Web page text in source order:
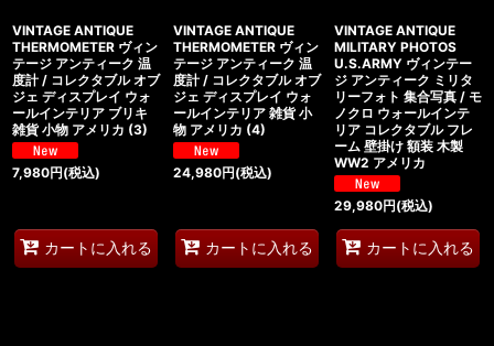
VINTAGE ANTIQUE
THERMOMETER ヴィン
テージ アンティーク 温
度計 / コレクタブル オブ
ジェ ディスプレイ ウォ
ールインテリア ブリキ
雑貨 小物 アメリカ (3)
7,980円(税込)
カートに入れる
VINTAGE ANTIQUE
THERMOMETER ヴィン
テージ アンティーク 温
度計 / コレクタブル オブ
ジェ ディスプレイ ウォ
ールインテリア 雑貨 小
物 アメリカ (4)
24,980円(税込)
カートに入れる
VINTAGE ANTIQUE
MILITARY PHOTOS
U.S.ARMY ヴィンテー
ジ アンティーク ミリタ
リーフォト 集合写真 / モ
ノクロ ウォールインテ
リア コレクタブル フレ
ーム 壁掛け 額装 木製
WW2 アメリカ
29,980円(税込)
カートに入れる